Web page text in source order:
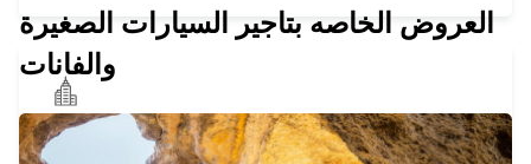
MELBOURNE CAMPBELLFIELD
CAMPBELLFIELD - AUSTRALIA
العروض الخاصه بتاجير السيارات الصغيرة
والفانات